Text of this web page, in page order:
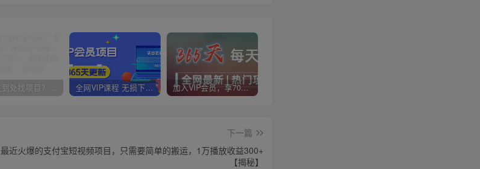
你还在到处找项目？还在当韭菜？我靠卖项目一个月收入5万+，曾经我也是个失败者。 全网VIP课程 无损下载~ 加入VIP会员，享70%的推广提成，免费学习多种网上创业课程，菜鸟秒变大神！
下一篇
最近火爆的支付宝短视频项目，只需要简单的搬运，1万播放收益300+
【揭秘】